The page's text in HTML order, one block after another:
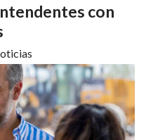
con